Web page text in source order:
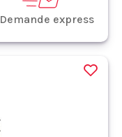
Demande express